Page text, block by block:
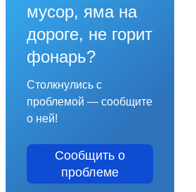
мусор, яма на
дороге, не горит
фонарь?
Столкнулись с
проблемой — сообщите
о ней!
Сообщить о
проблеме